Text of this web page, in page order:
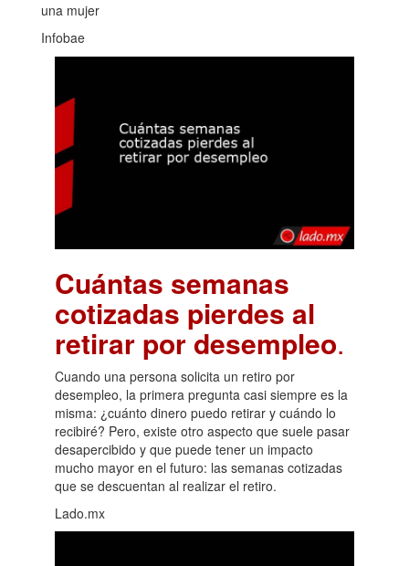
una mujer
Infobae
Cuántas semanas
cotizadas pierdes al
retirar por desempleo.
Cuando una persona solicita un retiro por
desempleo, la primera pregunta casi siempre es la
misma: ¿cuánto dinero puedo retirar y cuándo lo
recibiré? Pero, existe otro aspecto que suele pasar
desapercibido y que puede tener un impacto
mucho mayor en el futuro: las semanas cotizadas
que se descuentan al realizar el retiro.
Lado.mx